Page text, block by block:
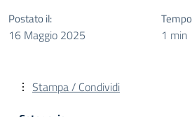
Postato il:
16 Maggio 2025 1 min
Stampa / Condividi